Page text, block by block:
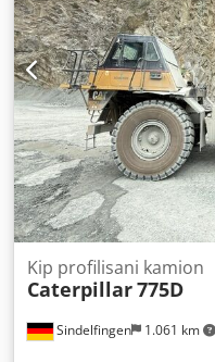
Sindelfingen 1.061 km
Kip profilisani kamion
Caterpillar775D